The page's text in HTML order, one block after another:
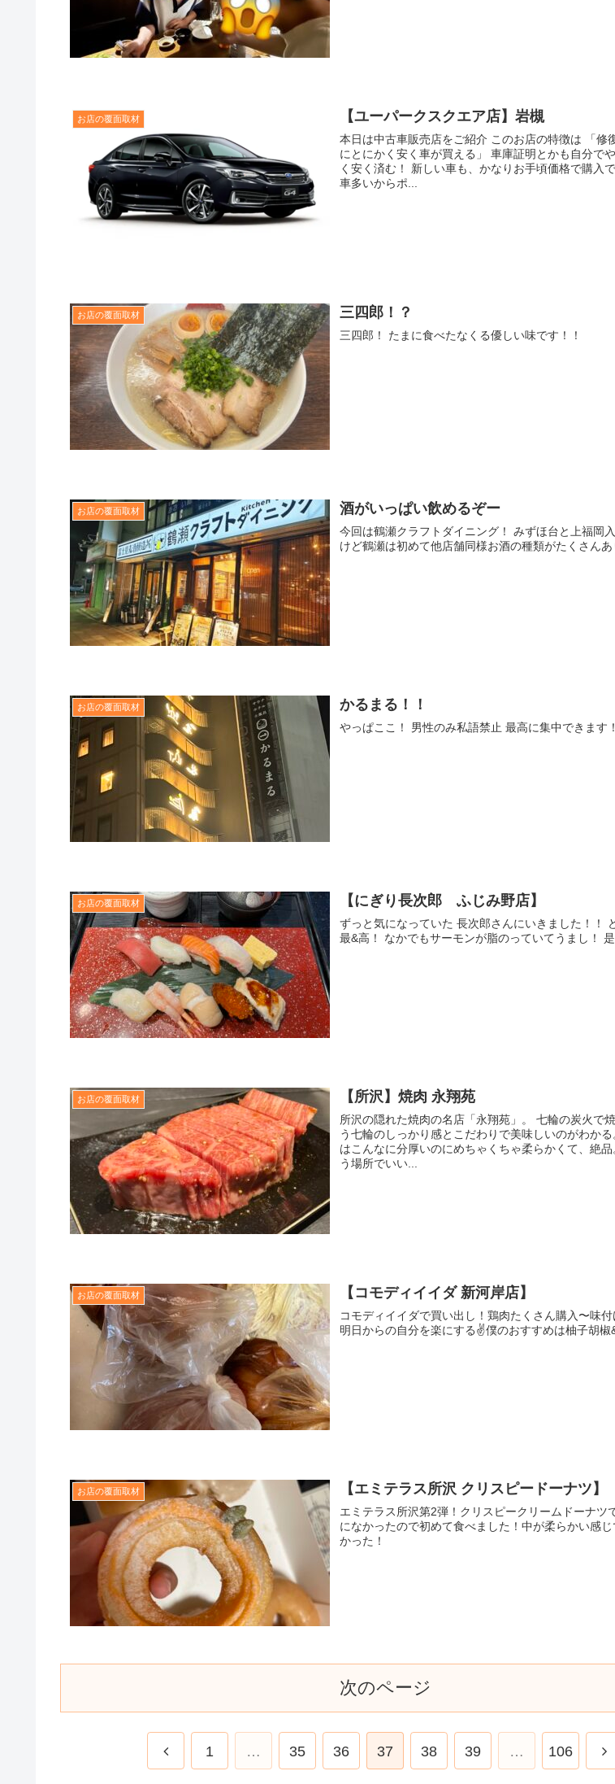
お店の覆面取材 【ユーパークスクエア店】岩槻
本日は中古車販売店をご紹介 このお店の特徴は 「修
にとにかく安く車が買える」 車庫証明とかも自分で
く安く済む！ 新しい車も、かなりお手頃価格で購入
車多いからポ...
お店の覆面取材 三四郎！？
三四郎！ たまに食べたなくる優しい味です！！
お店の覆面取材 酒がいっぱい飲めるぞー
今回は鶴瀬クラフトダイニング！ みずほ台と上福岡
けど鶴瀬は初めて他店舗同様お酒の種類がたくさんあ
お店の覆面取材 かるまる！！
やっぱここ！ 男性のみ私語禁止 最高に集中できます！
お店の覆面取材 【にぎり長次郎 ふじみ野店】
ずっと気になっていた 長次郎さんにいきました！！
最&高！ なかでもサーモンが脂のっていてうまし！
お店の覆面取材 【所沢】焼肉 永翔苑
所沢の隠れた焼肉の名店「永翔苑」。 七輪の炭火で
う七輪のしっかり感とこだわりで美味しいのがわか
はこんなに分厚いのにめちゃくちゃ柔らかくて、絶
う場所でいい...
お店の覆面取材 【コモディイイダ 新河岸店】
コモディイイダで買い出し！鶏肉たくさん購入〜味付
明日からの自分を楽にする✌️僕のおすすめは柚子胡椒
お店の覆面取材 【エミテラス所沢 クリスピードーナツ】
エミテラス所沢第2弾！クリスピークリームドーナツ
になかったので初めて食べました！中が柔らかい感
かった！
次のページ
1 … 35 36 37 38 39 … 106